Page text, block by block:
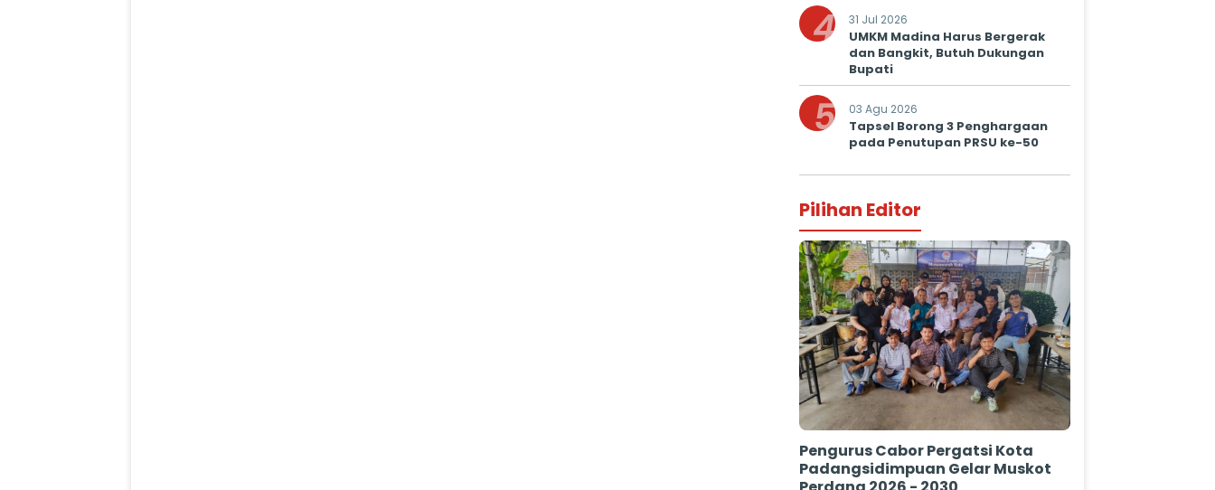
4 31 Jul 2026
UMKM Madina Harus Bergerak
dan Bangkit, Butuh Dukungan
Bupati
5 03 Agu 2026
Tapsel Borong 3 Penghargaan
pada Penutupan PRSU ke-50
Pilihan Editor
Pengurus Cabor Pergatsi Kota
Padangsidimpuan Gelar Muskot